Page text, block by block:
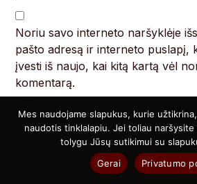
Noriu savo interneto naršyklėje
pašto adresą ir interneto puslapį,
įvesti iš naujo, kai kitą kartą vėl
komentarą.
Komentaras*
Mes naudojame slapukus, kurie
naudotis tinklalapiu. Jei toliau
tolygu Jūsų sutikimui su
Gerai
Privatumo